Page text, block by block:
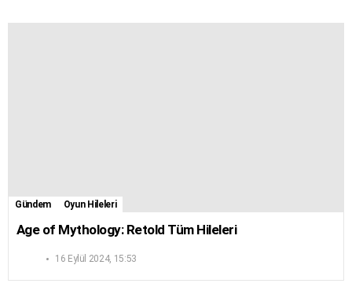
Gündem Oyun Hileleri
Age of Mythology: Retold Tüm Hileleri
16 Eylül 2024, 15:53